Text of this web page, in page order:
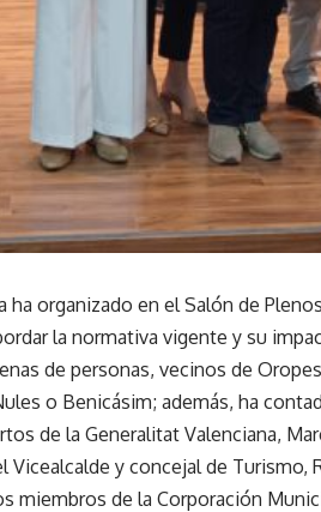
ha organizado en el Salón de
la normativa vigente y su
de personas, vecinos de
o Benicásim; además, ha
de la Generalitat Valenciana,
Vicealcalde y concejal de Turismo,
miembros de la Corporación